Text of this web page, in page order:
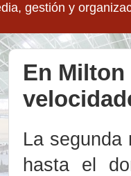
gestión y
En
La segunda
hasta el